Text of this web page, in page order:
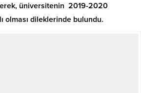
üniversitenin 2019-2020
olması dileklerinde bulundu.